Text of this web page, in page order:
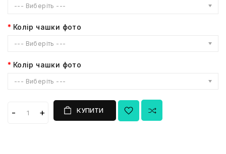
--- Виберіть ---
Колір чашки фото
--- Виберіть ---
Колір чашки фото
--- Виберіть ---
КУПИТИ